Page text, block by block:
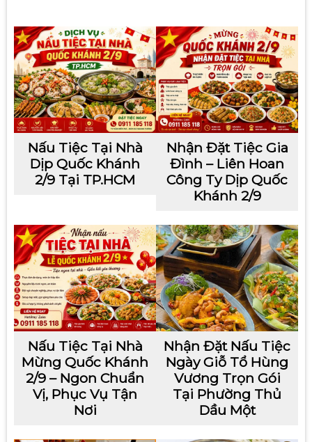
Nấu Tiệc Tại Nhà
Dịp Quốc Khánh
2/9 Tại TP.HCM
Nhận Đặt Tiệc Gia
Đình – Liên Hoan
Công Ty Dịp Quốc
Khánh 2/9
Nấu Tiệc Tại Nhà
Mừng Quốc Khánh
2/9 – Ngon Chuẩn
Vị, Phục Vụ Tận
Nơi
Nhận Đặt Nấu Tiệc
Ngày Giỗ Tổ Hùng
Vương Trọn Gói
Tại Phường Thủ
Dầu Một